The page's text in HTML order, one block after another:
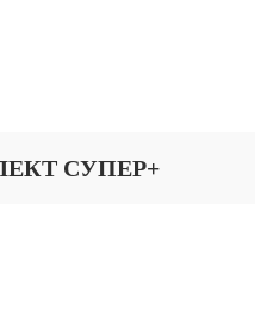
СУПЕР+